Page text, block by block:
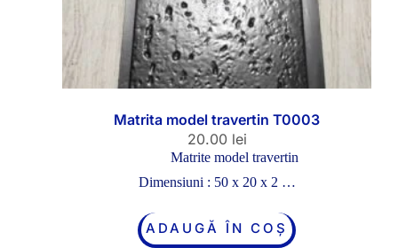
Matrita model travertin T0003
20.00 lei
Matrite model travertin
Dimensiuni : 50 x 20 x 2 …
ADAUGĂ ÎN COȘ